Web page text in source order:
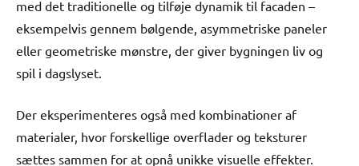
med det traditionelle og tilføje dynamik til facaden –
eksempelvis gennem bølgende, asymmetriske paneler
eller geometriske mønstre, der giver bygningen liv og
spil i dagslyset.
Der eksperimenteres også med kombinationer af
materialer, hvor forskellige overflader og teksturer
sættes sammen for at opnå unikke visuelle effekter.